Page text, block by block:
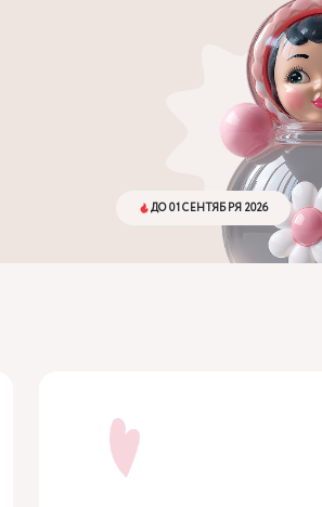
ДО 01 СЕНТЯБРЯ 2026